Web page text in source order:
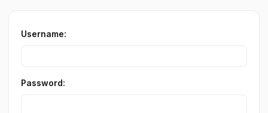
Username:
Password: